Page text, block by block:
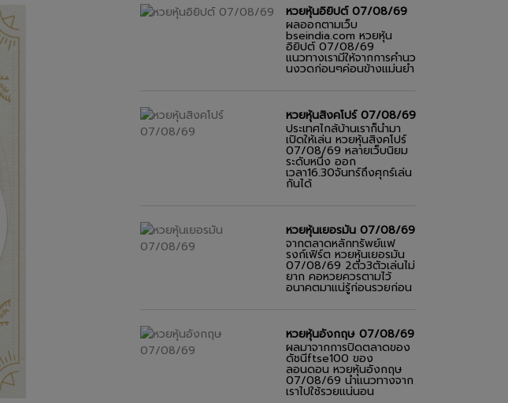
หวยหุ้นอิยิปต์ 07/08/69
ผลออกตามเว็บ
bseindia.com หวยหุ้น
อิยิปต์ 07/08/69
แนวทางเรามีให้จากการคำนว
นงวดก่อนๆค่อนข้างแม่นยำ
หวยหุ้นสิงคโปร์ 07/08/69
ประเทศไกล้บ้านเราก็นำมา
เปิดให้เล่น หวยหุ้นสิงคโปร์
07/08/69 หลายเว็บนิยม
ระดับหนึ่ง ออก
เวลา16.30จันทร์ถึงศุกร์เล่น
กันได้
หวยหุ้นเยอรมัน 07/08/69
จากตลาดหลักทรัพย์แฟ
รงก์เฟิร์ต หวยหุ้นเยอรมัน
07/08/69 2ตัว3ตัวเล่นไม่
ยาก คอหวยควรตามไว้
อนาคตมาแน่รู้ก่อนรวยก่อน
หวยหุ้นอังกฤษ 07/08/69
ผลมาจากการปิดตลาดของ
ดัชนีftse100 ของ
ลอนดอน หวยหุ้นอังกฤษ
07/08/69 นำแนวทางจาก
เราไปใช้รวยแน่นอน